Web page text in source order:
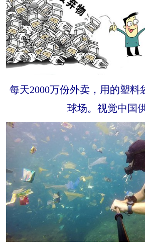
每天2000万份外卖，用的塑料
球场。视觉中国